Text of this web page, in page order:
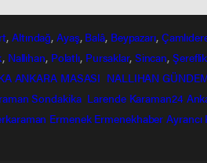
,Altındağ,Ayaş, Balâ, Beypazarı,
, Nallıhan, Polatlı, Pursaklar, Sincan,
ANKARA MASASI NALLIHAN
Sondakika Larende Karaman24
Ermenek Ermenekhaber Ayrancı